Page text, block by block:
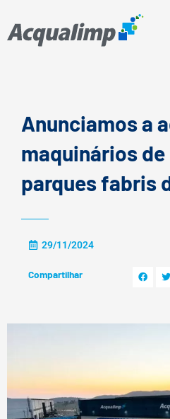
para
Anunciamos a
maquinários
parques fabris
29/11/2024
Compartilhar